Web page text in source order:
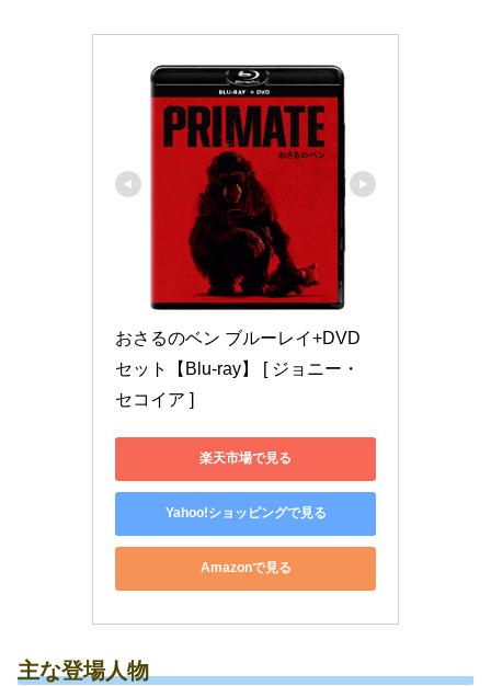
おさるのベン ブルーレイ+DVD
セット【Blu-ray】 [ ジョニー・
セコイア ]
楽天市場で見る
Yahoo!ショッピングで見る
Amazonで見る
主な登場人物